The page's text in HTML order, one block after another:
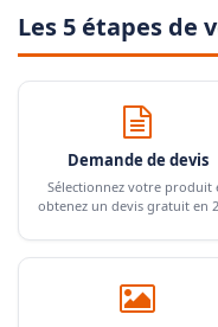
Les 5 étapes de
Demande de devis
Sélectionnez votre produit
obtenez un devis gratuit en